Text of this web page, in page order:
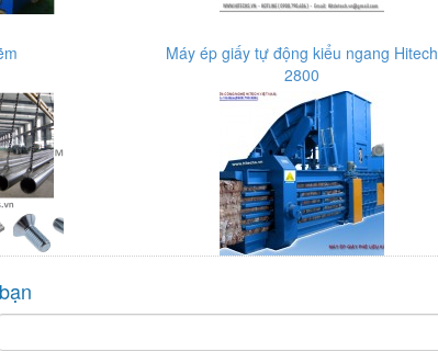
Máy ép giấy tự động kiểu ngang Hitech
2800